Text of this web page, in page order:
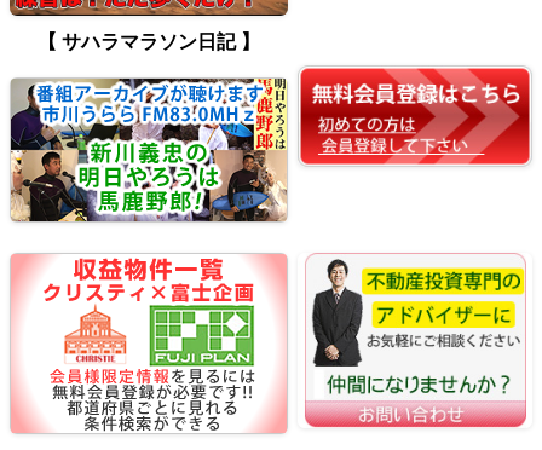
【 サハラマラソン日記 】